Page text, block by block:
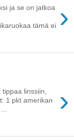
›
ja se on jatkoa
tämä ei
›
linssiin,
1 pkt amerikan